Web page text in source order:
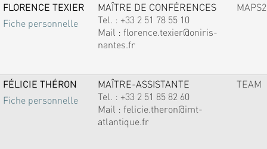
FLORENCE TEXIER
Fiche personnelle
MAÎTRE DE CONFÉRENCES
Tel. : +33 2 51 78 55 10
Mail : florence.texier@oniris-
nantes.fr
MAPS2
FÉLICIE THÉRON
Fiche personnelle
MAÎTRE-ASSISTANTE
Tel. : +33 2 51 85 82 60
Mail : felicie.theron@imt-
atlantique.fr
TEAM